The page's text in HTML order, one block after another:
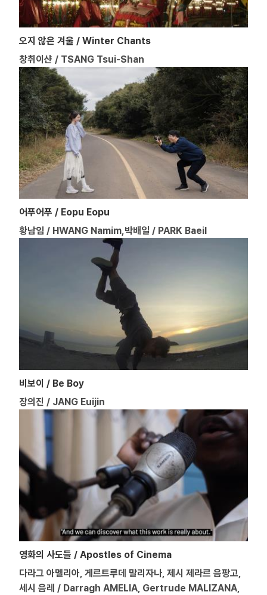
오지 않은 겨울 / Winter Chants
창취이샨 / TSANG Tsui-Shan
어푸어푸 / Eopu Eopu
황남임 / HWANG Namim,박배일 / PARK Baeil
비보이 / Be Boy
장의진 / JANG Euijin
영화의 사도들 / Apostles of Cinema
다라그 아멜리아, 게르트루데 말리자나, 제시 제라르 음팡고,
세시 음레 / Darragh AMELIA, Gertrude MALIZANA,